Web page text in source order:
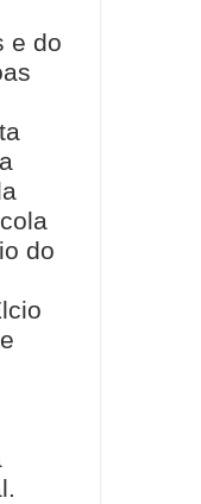
e do
do